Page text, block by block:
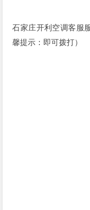
石家庄开利空调客服
馨提示：即可拨打）